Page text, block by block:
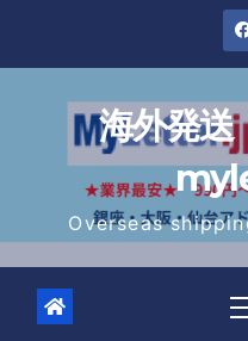
content
海外発送
Overseas